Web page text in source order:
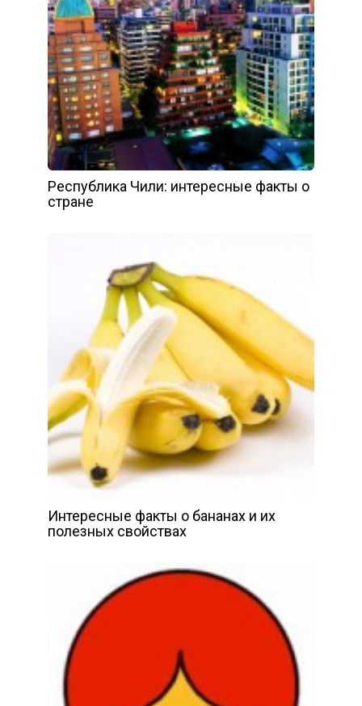
Республика Чили: интересные факты о
стране
Интересные факты о бананах и их
полезных свойствах